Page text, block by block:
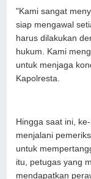
"Kami sangat
siap mengawal
harus dilakukan
hukum. Kami
untuk menjaga
Kapolresta.
Hingga saat ini,
menjalani
untuk
itu, petugas yang
mendapatkan